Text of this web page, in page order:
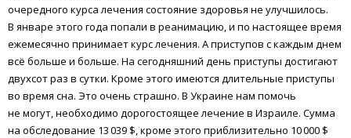
очередного курса лечения состояние здоровья не улучшилось.
В январе этого года попали в реанимацию, и по настоящее время
ежемесячно принимает курс лечения. А приступов с каждым днем
всё больше и больше. На сегодняшний день приступы достигают
двухсот раз в сутки. Кроме этого имеются длительные приступы
во время сна. Это очень страшно. В Украине нам помочь
не могут, необходимо дорогостоящее лечение в Израиле. Сумма
на обследование 13 039 $, кроме этого приблизительно 10 000 $